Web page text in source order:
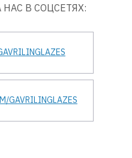
В СОЦСЕТЯХ:
GAVRILINGLAZES